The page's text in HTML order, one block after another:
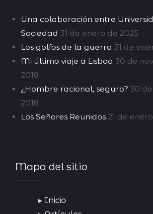
Mapa del sitio
Inicio
Una colaboración entre
Sociedad 31 de enero de 2025
Los golfos de la guerra 31 de
Mi último viaje a Lisboa 30 de
2018
¿Hombre racional, seguro? 30
2018
Los Señores Reunidos 21 de